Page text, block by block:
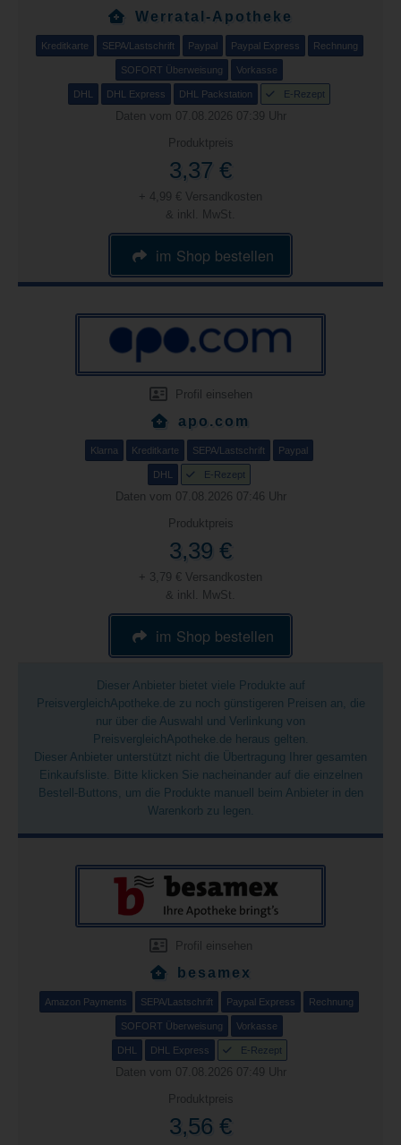
Werratal-Apotheke
Kreditkarte SEPA/Lastschrift Paypal Paypal Express Rechnung
SOFORT Überweisung Vorkasse
DHL DHL Express DHL Packstation E-Rezept
Daten vom 07.08.2026 07:39 Uhr
Produktpreis
3,37 €
+ 4,99 € Versandkosten
& inkl. MwSt.
im Shop bestellen
Profil einsehen
apo.com
Klarna Kreditkarte SEPA/Lastschrift Paypal
DHL E-Rezept
Daten vom 07.08.2026 07:46 Uhr
Produktpreis
3,39 €
+ 3,79 € Versandkosten
& inkl. MwSt.
im Shop bestellen
Dieser Anbieter bietet viele Produkte auf
PreisvergleichApotheke.de zu noch günstigeren Preisen an, die
nur über die Auswahl und Verlinkung von
PreisvergleichApotheke.de heraus gelten.
Dieser Anbieter unterstützt nicht die Übertragung Ihrer gesamten
Einkaufsliste. Bitte klicken Sie nacheinander auf die einzelnen
Bestell-Buttons, um die Produkte manuell beim Anbieter in den
Warenkorb zu legen.
Profil einsehen
besamex
Amazon Payments SEPA/Lastschrift Paypal Express Rechnung
SOFORT Überweisung Vorkasse
DHL DHL Express E-Rezept
Daten vom 07.08.2026 07:49 Uhr
Produktpreis
3,56 €